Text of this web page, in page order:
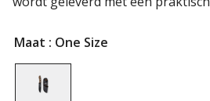
Maat : One Size